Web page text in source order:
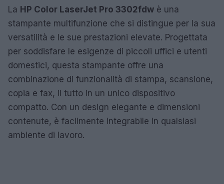
La HP Color LaserJet Pro 3302fdw è una
stampante multifunzione che si distingue per la sua
versatilità e le sue prestazioni elevate. Progettata
per soddisfare le esigenze di piccoli uffici e utenti
domestici, questa stampante offre una
combinazione di funzionalità di stampa, scansione,
copia e fax, il tutto in un unico dispositivo
compatto. Con un design elegante e dimensioni
contenute, è facilmente integrabile in qualsiasi
ambiente di lavoro.